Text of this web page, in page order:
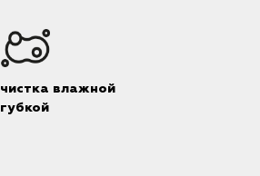
чистка влажной
губкой